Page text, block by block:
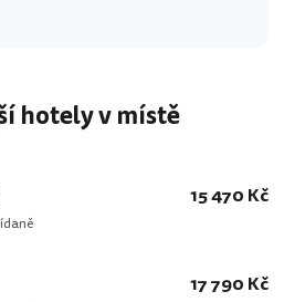
hotely v místě
15 470 Kč
17 790 Kč